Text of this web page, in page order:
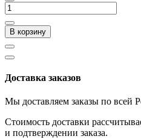
В корзину
Доставка заказов
Мы доставляем заказы по всей
Стоимость доставки
и подтверждении заказа.